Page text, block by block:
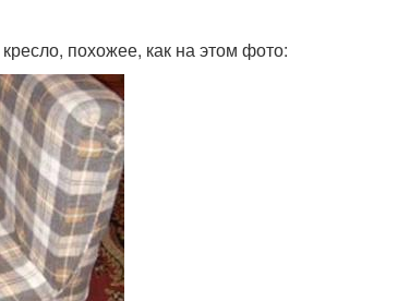
похожее, как на этом фото: